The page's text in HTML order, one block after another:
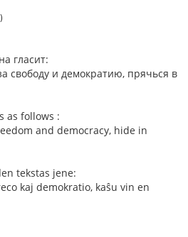
гласит:
свободу и демократию, прячься в
as follows :
and democracy, hide in
tekstas jene:
kaj demokratio, kaŝu vin en